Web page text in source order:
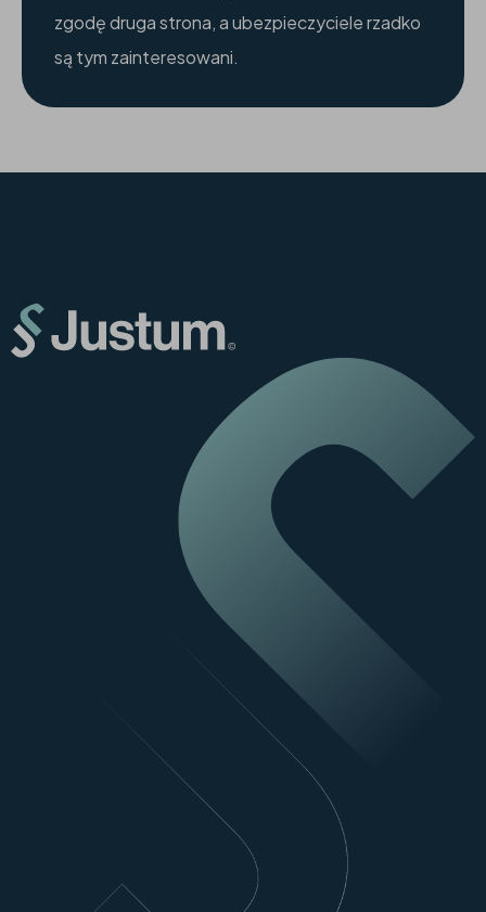
zgodę druga strona, a ubezpieczyciele rzadko
są tym zainteresowani.